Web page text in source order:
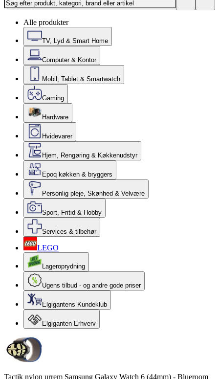
Alle produkter
TV, Lyd & Smart Home
Computer & Kontor
Mobil, Tablet & Smartwatch
Gaming
Hardware
Hvidevarer
Hjem, Rengøring & Køkkenudstyr
Epoq køkken & bryggers
Personlig pleje, Skønhed & Velvære
Sport, Fritid & Hobby
Services & tilbehør
LEGO
Lageroprydning
Ugens tilbud - og andre gode priser
Elgigantens Kundeklub
Elgiganten Erhverv
Tactik nylon urrem Samsung Galaxy Watch 6 (44mm) - Blueroom